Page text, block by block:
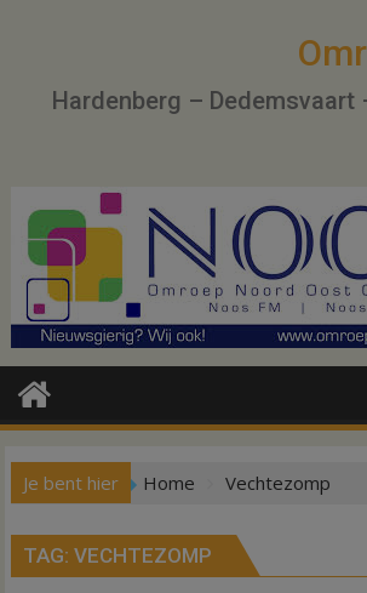
Hardenberg – Dedemsvaart
Je bent hier Home Vechtezomp
TAG:VECHTEZOMP